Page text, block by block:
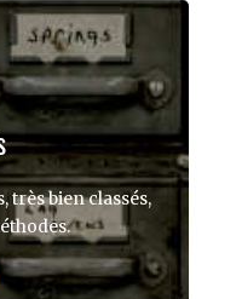
très bien classés,